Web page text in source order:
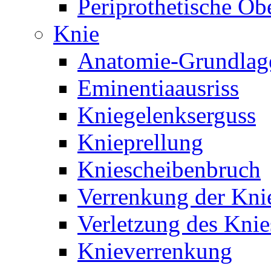
Periprothetische
Knie
Anatomie-
Eminentiaausriss
Kniegelenkserguss
Knieprellung
Kniescheibenbruch
Verrenkung der
Verletzung des
Knieverrenkung